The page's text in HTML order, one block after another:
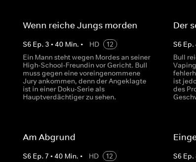
Wenn reiche Jungs morden
S6 Ep. 3 • 40 Min. • HD
12
Ein Mann steht wegen Mordes an seiner
High-School-Freundin vor Gericht. Bull
muss gegen eine voreingenommene
Jury ankommen, denn der Angeklagte
ist in einer Doku-Serie als
Hauptverdächtiger zu sehen.
Der
S6 Ep.
Bull
ist
des
Am Abgrund
S6 Ep. 7• 40 Min. • HD
12
S6 Ep.